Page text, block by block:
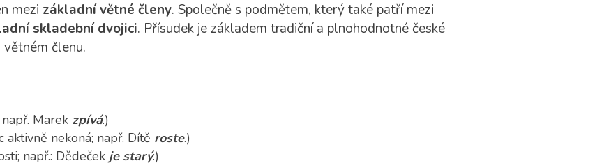
mezi základní větné členy. Společně s podmětem, který také patří mezi
skladební dvojici. Přísudek je základem tradiční a plnohodnotné české
členu.
Marek zpívá.)
aktivně nekoná; např. Dítě roste.)
např.: Dědeček je starý.)